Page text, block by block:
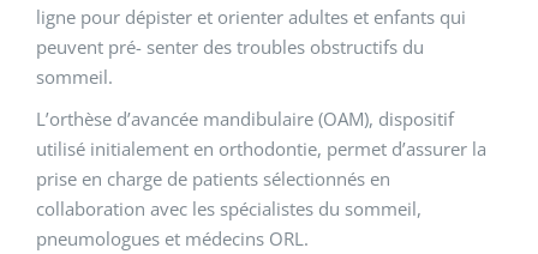
ligne pour dépister et orienter adultes et enfants qui
peuvent pré- senter des troubles obstructifs du
sommeil.
L’orthèse d’avancée mandibulaire (OAM), dispositif
utilisé initialement en orthodontie, permet d’assurer la
prise en charge de patients sélectionnés en
collaboration avec les spécialistes du sommeil,
pneumologues et médecins ORL.